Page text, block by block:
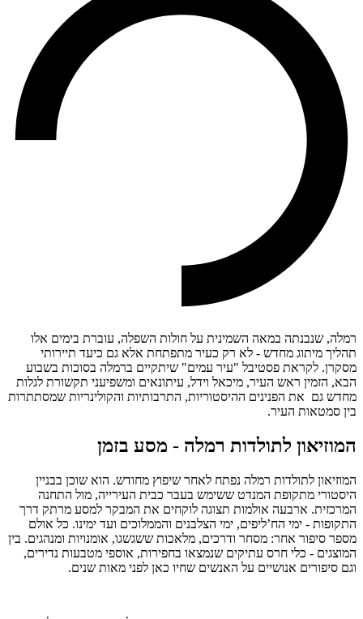
רמלה, שנבנתה במאה השמינית על חולות השפלה, עוברת בימים אלו
תהליך מיתוג מחדש - לא רק כעיר מתפתחת אלא גם כיעד תיירותי
מסקרן. לקראת פסטיבל "עיר עמים" שיתקיים ברמלה בסוכות בשבוע
הבא, הזמין ראש העיר, מיכאל וידל, עיתונאים ומשפיעני תקשורת לגלות
מחדש גם את הפנינים ההיסטוריות, התרבותיות והקולינריות שמסתתרות
בין סמטאות העיר.
המוזיאון לתולדות רמלה - מסע בזמן
המוזיאון לתולדות רמלה נפתח לאחר שיפוץ מחודש. הוא שוכן בבניין
היסטורי מתקופת המנדט ששימש בעבר כבית העירייה, מול התחנה
המרכזית. ארבעה אולמות תצוגה לוקחים את המבקר למסע מרתק דרך
התקופות - ימי הח’ליפים, ימי הצלבנים והממלוכים ועד ימינו. כל אולם
מספר סיפור אחר: מסחר ודרכים, מלאכות ששגשגו, אומנויות ומנהגים. בין
המוצגים - כלי חרס עתיקים שנמצאו בחפירות, אוספי מטבעות נדירים,
וגם סיפורים אנושיים על האנשים שחיו כאן לפני מאות שנים.